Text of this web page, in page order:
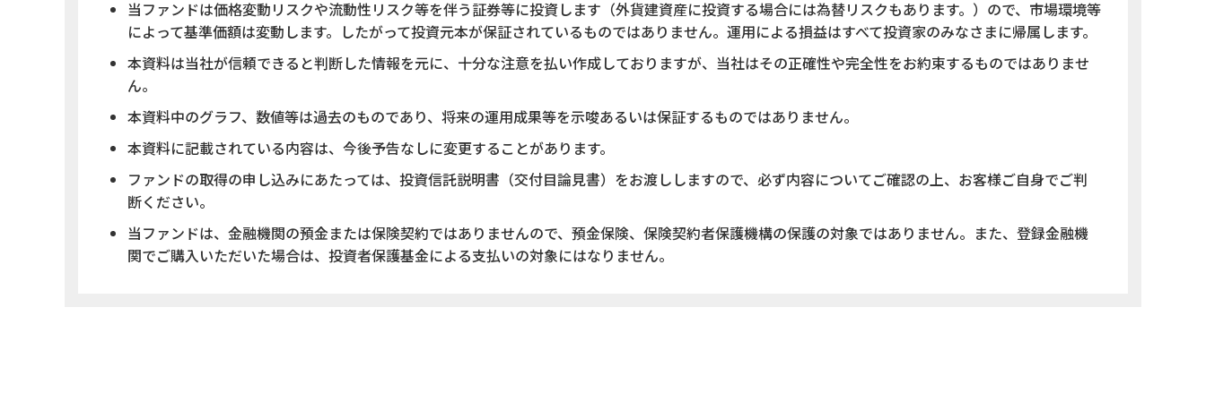
当ファンドは価格変動リスクや流動性リスク等を伴う証券等に投資します（外貨建資産に投資する場合には為替リスクもあります。）ので、市場環境等
によって基準価額は変動します。したがって投資元本が保証されているものではありません。運用による損益はすべて投資家のみなさまに帰属します。
本資料は当社が信頼できると判断した情報を元に、十分な注意を払い作成しておりますが、当社はその正確性や完全性をお約束するものではありませ
ん。
本資料中のグラフ、数値等は過去のものであり、将来の運用成果等を示唆あるいは保証するものではありません。
本資料に記載されている内容は、今後予告なしに変更することがあります。
ファンドの取得の申し込みにあたっては、投資信託説明書（交付目論見書）をお渡ししますので、必ず内容についてご確認の上、お客様ご自身でご判
断ください。
当ファンドは、金融機関の預金または保険契約ではありませんので、預金保険、保険契約者保護機構の保護の対象ではありません。また、登録金融機
関でご購入いただいた場合は、投資者保護基金による支払いの対象にはなりません。